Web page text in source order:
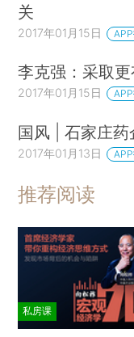
关
2017年01月15日
李克强：采取
2017年01月15日
国风 | 石家庄
2017年01月13日
推荐阅读
私房课